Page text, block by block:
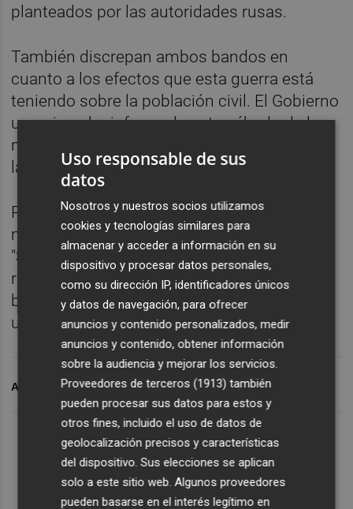
planteados por las autoridades rusas.
También discrepan ambos bandos en
cuanto a los efectos que esta guerra está
teniendo sobre la población civil. El Gobierno
ucraniano ha informado este sábado de la
muerte de casi 200 civiles desde el inicio de
la invasión.
Por su parte, Konashenkov ha reiterado que
no hay ataques contra zonas residenciales.
"Subrayo otra vez que las Fuerzas Armadas
rusas no realizan ningún ataque contra los
barrios residenciales de las ciudades
ucranianas", ha dicho.
ARCHIVADO EN RUS
Uso responsable de sus
datos
Nosotros y nuestros socios utilizamos
cookies y tecnologías similares para
almacenar y acceder a información en su
dispositivo y procesar datos personales,
como su dirección IP, identificadores únicos
y datos de navegación, para ofrecer
anuncios y contenido personalizados, medir
anuncios y contenido, obtener información
sobre la audiencia y mejorar los servicios.
Proveedores de terceros (1913) también
pueden procesar sus datos para estos y
otros fines, incluido el uso de datos de
geolocalización precisos y características
del dispositivo. Sus elecciones se aplican
solo a este sitio web. Algunos proveedores
pueden basarse en el interés legítimo en